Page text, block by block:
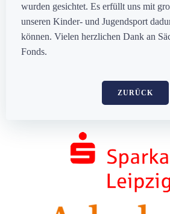
wurden gesichtet. Es erfüllt uns mit
unseren Kinder- und Jugendsport
können. Vielen herzlichen Dank an
Fonds.
ZURÜCK